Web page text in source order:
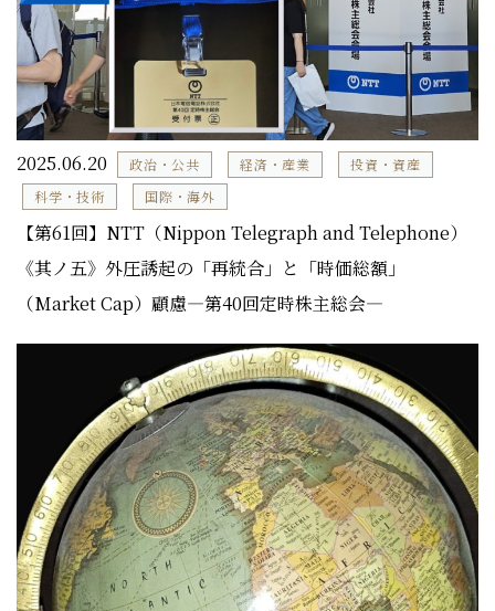
2025.06.20 政治・公共 経済・産業
投資・資産
科学・技術
国際・海外
【第61回】NTT（Nippon Telegraph and Telephone）
《其ノ五》外圧誘起の「再統合」と「時価総額」
（Market Cap）顧慮―第40回定時株主総会―